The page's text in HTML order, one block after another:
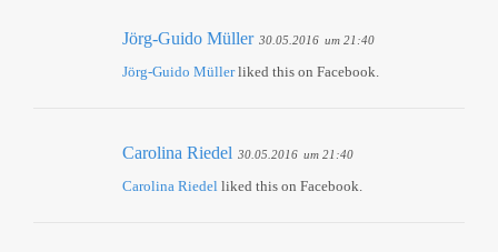
Jörg-Guido Müller 30.05.2016 um 21:40
Jörg-Guido Müllerliked this on Facebook.
Carolina Riedel 30.05.2016 um 21:40
Carolina Riedel liked this on Facebook.